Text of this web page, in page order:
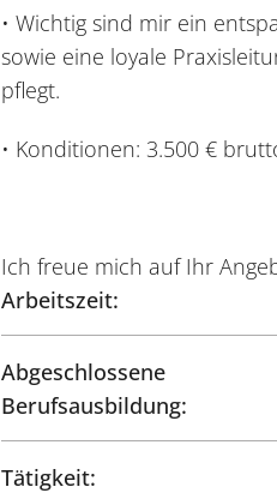
• Wichtig sind mir ein
sowie eine loyale
pflegt.
• Konditionen: 3.500 €
Ich freue mich auf Ihr
Arbeitszeit:
Abgeschlossene
Berufsausbildung:
Tätigkeit: